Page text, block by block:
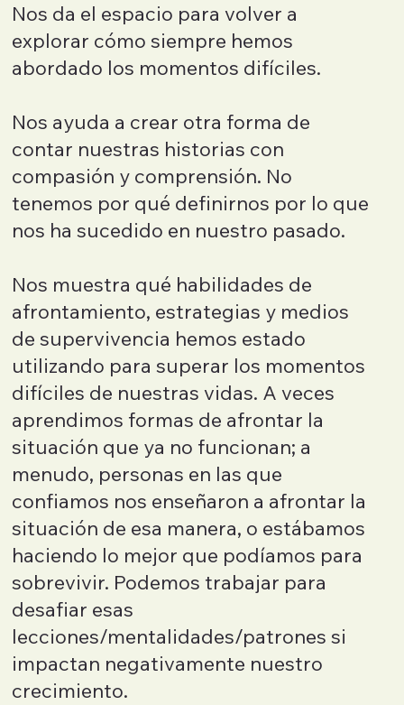
Nos da el espacio para volver a
explorar cómo siempre hemos
abordado los momentos difíciles.
Nos ayuda a crear otra forma de
contar nuestras historias con
compasión y comprensión. No
tenemos por qué definirnos por lo que
nos ha sucedido en nuestro pasado.
Nos muestra qué habilidades de
afrontamiento, estrategias y medios
de supervivencia hemos estado
utilizando para superar los momentos
difíciles de nuestras vidas. A veces
aprendimos formas de afrontar la
situación que ya no funcionan; a
menudo, personas en las que
confiamos nos enseñaron a afrontar la
situación de esa manera, o estábamos
haciendo lo mejor que podíamos para
sobrevivir. Podemos trabajar para
desafiar esas
lecciones/mentalidades/patrones si
impactan negativamente nuestro
crecimiento.